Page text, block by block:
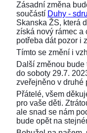
Zásadní změna
součástí Duhy -
Skanska ŽS, která
získá nový rámec a
potřeba dát pozor i
Tímto se změní i
Další změnou
do soboty 29.7.
zveřejněno v druhé
Přátelé, všem
pro vaše děti.
ale snad se nám
bude opět na